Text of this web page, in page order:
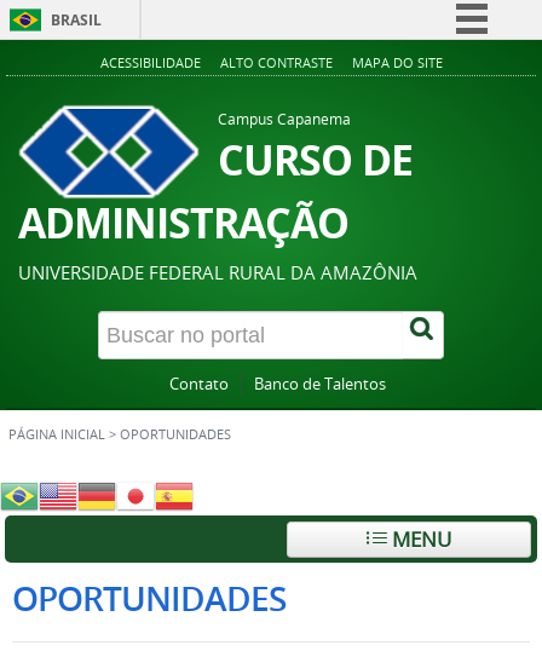
BRASIL
Simplifique!
Acesso à informação
Legislação
ACESSIBILIDADE ALTO CONTRASTE MAPA DO SITE
Campus Capanema
CURSO DE
ADMINISTRAÇÃO
UNIVERSIDADE FEDERAL RURAL DA AMAZÔNIA
Contato Banco de Talentos
PÁGINA INICIAL > OPORTUNIDADES
MENU
OPORTUNIDADES